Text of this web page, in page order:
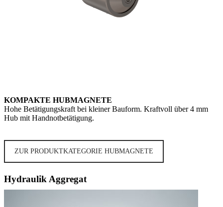
KOMPAKTE HUBMAGNETE
Hohe Betätigungskraft bei kleiner Bauform. Kraftvoll über 4 mm
Hub mit Handnotbetätigung.
ZUR PRODUKTKATEGORIE HUBMAGNETE
Hydraulik Aggregat